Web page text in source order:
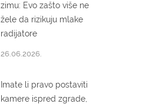
zimu: Evo zašto više ne
žele da rizikuju mlake
radijatore
26.06.2026.
Imate li pravo postaviti
kamere ispred zgrade,